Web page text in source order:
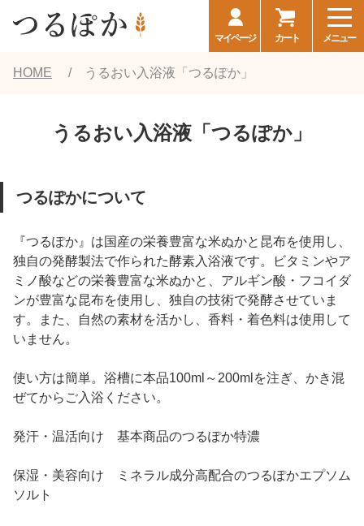
マイページ カート メニュー
HOME うるおい入浴液「つるぽか」
うるおい入浴液「つるぽか」
つるぽかについて
『つるぽか』は国産の栄養豊富な米ぬかと昆布を使用し、
独自の発酵製法で作られた酵素入浴液です。ビタミンやア
ミノ酸などの栄養豊富な米ぬかと、アルギン酸・フコイダ
ンが豊富な昆布を使用し、独自の技術で発酵させていま
す。また、自然の素材を活かし、香料・着色料は使用して
いません。
使い方は簡単。浴槽に本品100ml～200mlを注ぎ、かき混
ぜてからご入浴ください。
発汗・温活向け 基本商品のつるぽか特濃
保湿・美容向け ミネラル成分高配合のつるぽかエプソム
ソルト